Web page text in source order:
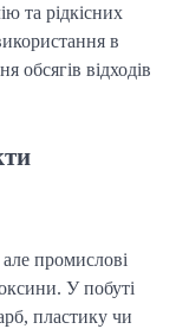
та рідкісних
в
обсягів відходів
промислові
У побуті
пластику чи